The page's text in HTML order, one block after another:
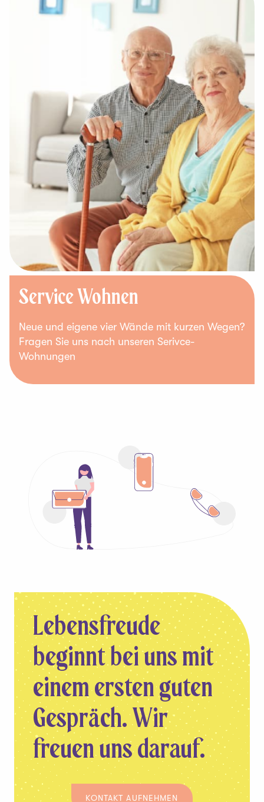
Service Wohnen
Neue und eigene vier Wände mit kurzen Wegen?
Fragen Sie uns nach unseren Serivce-
Wohnungen
Lebensfreude
beginnt bei uns mit
einem ersten guten
Gespräch. Wir
freuen uns darauf.
KONTAKT AUFNEHMEN